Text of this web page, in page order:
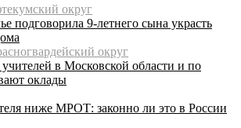
округ
подговорила 9-летнего сына украсть
округ
учителей в Московской области и по
оклады
ниже МРОТ: законно ли это в России